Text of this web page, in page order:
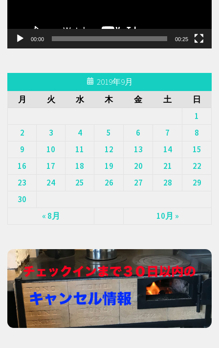
00:00 00:25
2019年9月
月
火 水 木 金 土 日
« 8月 10月 »
1
2
3 4 5 6 7
8
9
10 11 12 13 14
15
16
17 18 19 20 21
22
23
24 25 26 27 28
29
30